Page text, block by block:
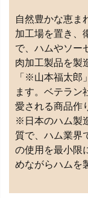
自然豊かな恵ま
加工場を置き、
で、ハムやソー
肉加工製品を製
「※山本福太郎
ます。ベテラン
愛される商品作
※日本のハム製
質で、ハム業界
の使用を最小限
めながらハムを